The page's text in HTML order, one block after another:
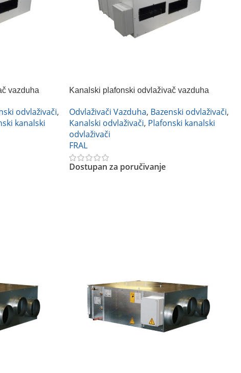
vazduha
odvlaživači,
kanalski
Kanalski plafonski odvlaživač vazduha
Odvlaživači Vazduha, Bazenski odvlaživači,
Kanalski odvlaživači, Plafonski kanalski
odvlaživači
FRAL
Dostupan za poručivanje